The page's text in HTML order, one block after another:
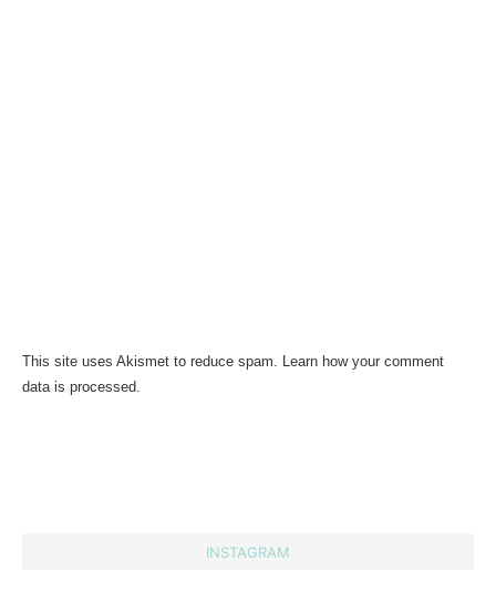
This site uses Akismet to reduce spam. Learn how your comment
data is processed.
INSTAGRAM